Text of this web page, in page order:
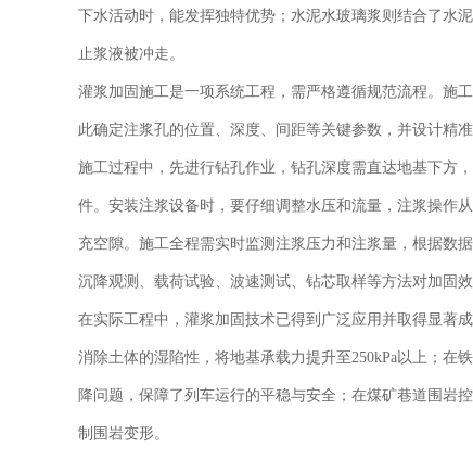
下水活动时，能发挥独特优势；水泥水玻璃浆则结合了水
止浆液被冲走。
灌浆加固施工是一项系统工程，需严格遵循规范流程。施
此确定注浆孔的位置、深度、间距等关键参数，并设计精
施工过程中，先进行钻孔作业，钻孔深度需直达地基下方
件。安装注浆设备时，要仔细调整水压和流量，注浆操作
充空隙。施工全程需实时监测注浆压力和注浆量，根据数
沉降观测、载荷试验、波速测试、钻芯取样等方法对加固
在实际工程中，灌浆加固技术已得到广泛应用并取得显著
消除土体的湿陷性，将地基承载力提升至250kPa以上；
降问题，保障了列车运行的平稳与安全；在煤矿巷道围岩
制围岩变形。